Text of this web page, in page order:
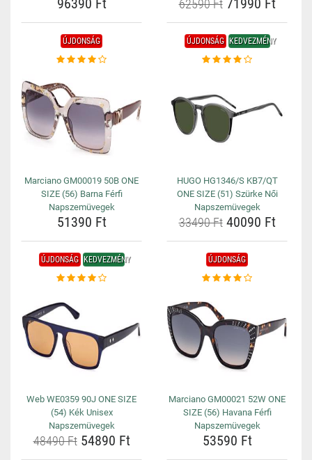
96390 Ft 62590 Ft71990 Ft
ÚJDONSÁG
Marciano GM00019 50B ONE
SIZE (56) Barna Férfi
Napszemüvegek
51390 Ft
ÚJDONSÁG KEDVEZMÉNY
HUGO HG1346/S KB7/QT
ONE SIZE (51) Szürke Női
Napszemüvegek
33490 Ft40090 Ft
ÚJDONSÁG KEDVEZMÉNY
Web WE0359 90J ONE SIZE
(54) Kék Unisex
Napszemüvegek
48490 Ft54890 Ft
ÚJDONSÁG
Marciano GM00021 52W ONE
SIZE (56) Havana Férfi
Napszemüvegek
53590 Ft